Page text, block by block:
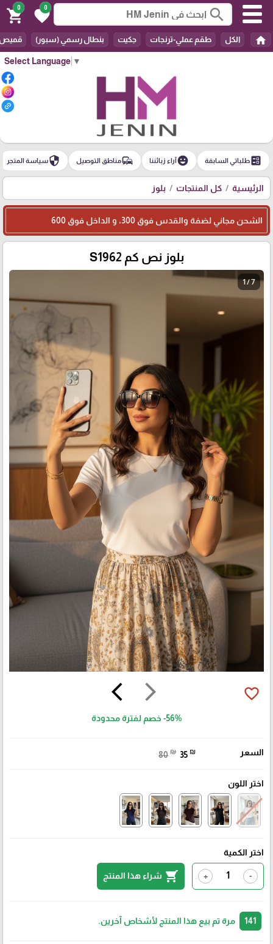
Select Language ▼
search
0
favorite
0
shopping_cart
home الكل طقم عملي-ترنجات جكيت بنطال رسمي (سبور)
ballotطلباتي السابقة emoji_emotionsآراء زبائننا commuteمناطق التوصيل securityسياسة المتجر
الرئيسية كل المنتجات بلوز
الشحن مجاني لضفة والقدس فوق 300، و الداخل فوق 600
بلوز نص كم S1962
1 / 7
arrow_forward_ios
arrow_back_ios favorite_border
-56% خصم لفترة محدودة
السعر 80 ₪ 35 ₪
اختر اللون
اختر الكمية
-
+
shopping_cart شراء هذا المنتج
مرة تم بيع هذا المنتج لأشخاص آخرين.